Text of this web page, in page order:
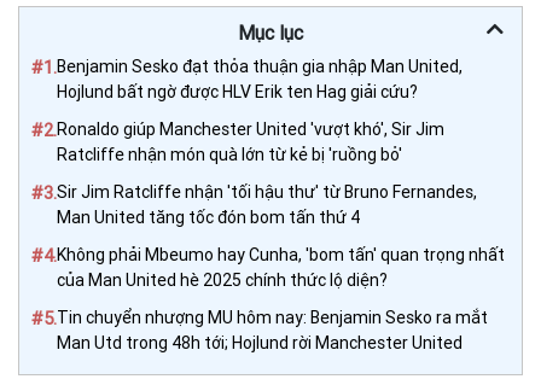
Mục lục
#1.Benjamin Sesko đạt thỏa thuận gia nhập Man United,
Hojlund bất ngờ được HLV Erik ten Hag giải cứu?
#2.Ronaldo giúp Manchester United 'vượt khó', Sir Jim
Ratcliffe nhận món quà lớn từ kẻ bị 'ruồng bỏ'
#3.Sir Jim Ratcliffe nhận 'tối hậu thư' từ Bruno Fernandes,
Man United tăng tốc đón bom tấn thứ 4
#4.Không phải Mbeumo hay Cunha, 'bom tấn' quan trọng nhất
của Man United hè 2025 chính thức lộ diện?
#5.Tin chuyển nhượng MU hôm nay: Benjamin Sesko ra mắt
Man Utd trong 48h tới; Hojlund rời Manchester United